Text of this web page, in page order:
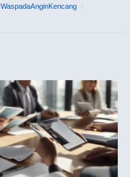
WaspadaAnginKencang